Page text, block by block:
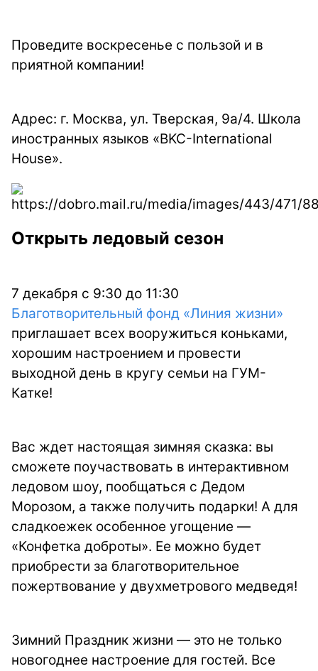
Проведите воскресенье с пользой и в
приятной компании!
Адрес: г. Москва, ул. Тверская, 9a/4. Школа
иностранных языков «BKC-International
House».
Открыть ледовый сезон
7 декабря с 9:30 до 11:30
Благотворительный фонд «Линия жизни»
приглашает всех вооружиться коньками,
хорошим настроением и провести
выходной день в кругу семьи на ГУМ-
Катке!
Вас ждет настоящая зимняя сказка: вы
сможете поучаствовать в интерактивном
ледовом шоу, пообщаться с Дедом
Морозом, а также получить подарки! А для
сладкоежек особенное угощение —
«Конфетка доброты». Ее можно будет
приобрести за благотворительное
пожертвование у двухметрового медведя!
Зимний Праздник жизни — это не только
новогоднее настроение для гостей. Все